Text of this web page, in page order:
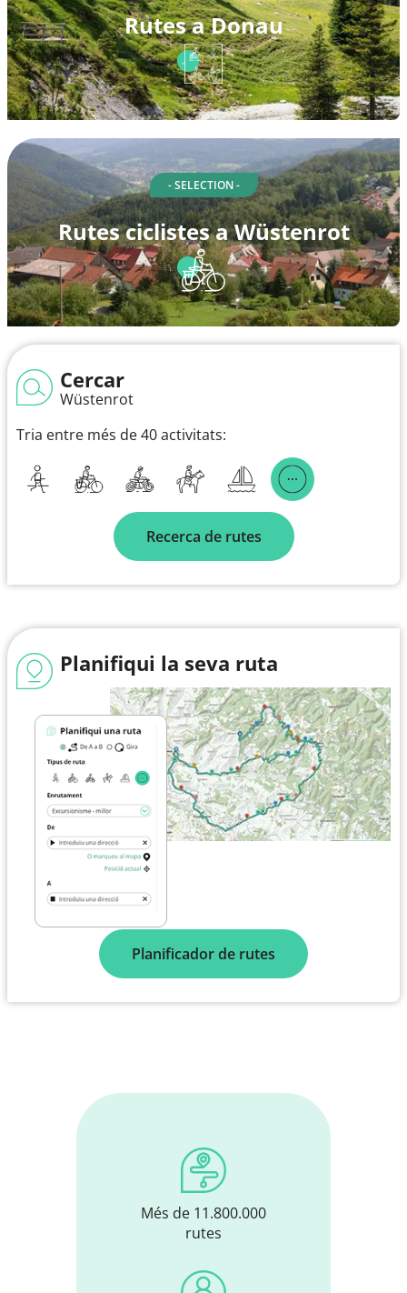
Rutes a Donau
- SELECTION -
Rutes ciclistes a Wüstenrot
Cercar
Wüstenrot
Tria entre més de 40 activitats:
Recerca de rutes
Planifiqui la seva ruta
Planificador de rutes
Més de 11.800.000
rutes